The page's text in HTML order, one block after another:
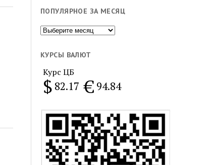
ПОПУЛЯРНОЕ ЗА МЕСЯЦ
Популярное
месяц
КУРСЫ ВАЛЮТ
Курс ЦБ
$ 82.17 € 94.84